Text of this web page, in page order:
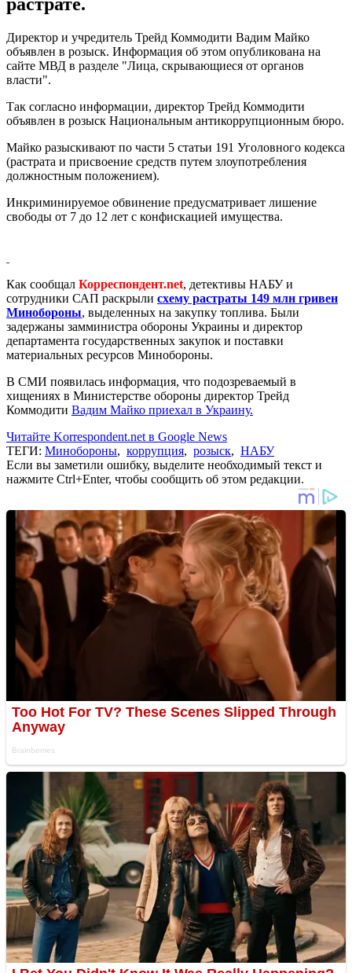
Директор и учредитель Трейд Коммодити Вадим Майко
объявлен в розыск. Информация об этом опубликована на
сайте МВД в разделе "Лица, скрывающиеся от органов
власти".
Так согласно информации, директор Трейд Коммодити
объявлен в розыск Национальным антикоррупционным бюро.
Майко разыскивают по части 5 статьи 191 Уголовного кодекса
(растрата и присвоение средств путем злоупотребления
должностным положением).
Инкриминируемое обвинение предусматривает лишение
свободы от 7 до 12 лет с конфискацией имущества.
Как сообщал Корреспондент.net, детективы НАБУ и
сотрудники САП раскрыли схему растраты 149 млн гривен
Минобороны, выделенных на закупку топлива. Были
задержаны замминистра обороны Украины и директор
департамента государственных закупок и поставки
материальных ресурсов Минобороны.
В СМИ появилась информация, что подозреваемый в
хищениях в Министерстве обороны директор Трейд
Коммодити Вадим Майко приехал в Украину.
Читайте Korrespondent.net в Google News
ТЕГИ: Минобороны, коррупция, розыск, НАБУ
Если вы заметили ошибку, выделите необходимый текст и
нажмите Ctrl+Enter, чтобы сообщить об этом редакции.